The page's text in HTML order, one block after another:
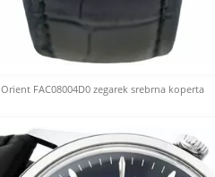
Orient FAC08004D0 zegarek srebrna koperta